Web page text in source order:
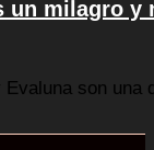
un milagro
son